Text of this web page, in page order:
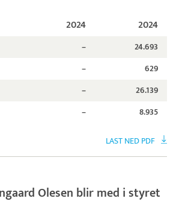
2024 2024
–
24.693
–
629
–
26.139
– 8.935
LAST NED PDF
Olesen blir med i styret